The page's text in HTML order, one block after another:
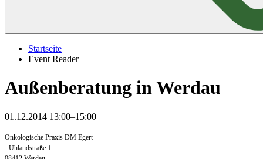
Startseite
Event Reader
Außenberatung in Werdau
01.12.2014 13:00–15:00
Onkologische Praxis DM Egert
Uhlandstraße 1